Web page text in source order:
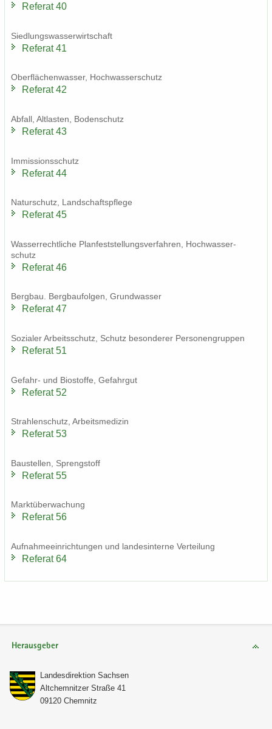
Re­fe­rat 40
Sied­lungs­was­ser­wirt­schaft
Re­fe­rat 41
Ober­flä­chen­was­ser, Hoch­was­ser­schutz
Re­fe­rat 42
Ab­fall, Alt­las­ten, Bo­den­schutz
Re­fe­rat 43
Im­mis­si­ons­schutz
Re­fe­rat 44
Na­tur­schutz, Land­schafts­pfle­ge
Re­fe­rat 45
Was­ser­recht­li­che Plan­fest­stel­lungs­ver­fah­ren, Hoch­was­ser­
schutz
Re­fe­rat 46
Berg­bau. Berg­bau­fol­gen, Grund­was­ser
Re­fe­rat 47
So­zia­ler Ar­beits­schutz, Schutz be­son­de­rer Per­so­nen­grup­pen
Re­fe­rat 51
Gefahr-​ und Bio­stof­fe, Ge­fahr­gut
Re­fe­rat 52
Strah­len­schutz, Ar­beits­me­di­zin
Re­fe­rat 53
Bau­stel­len, Spreng­stoff
Re­fe­rat 55
Markt­über­wa­chung
Re­fe­rat 56
Auf­nah­me­ein­rich­tun­gen und lan­des­in­ter­ne Ver­tei­lung
Re­fe­rat 64
Herausgeber
Lan­des­di­rek­ti­on Sach­sen
Alt­chem­nit­zer Stra­ße 41
09120 Chem­nitz